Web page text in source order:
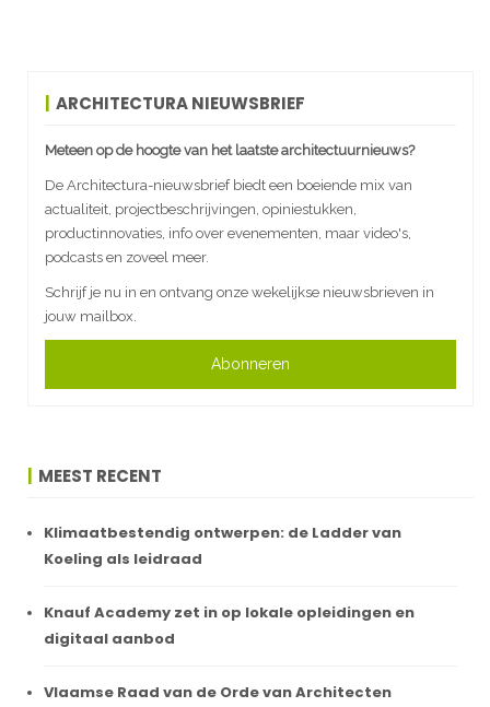
ARCHITECTURA NIEUWSBRIEF
Meteen op de hoogte van het laatste architectuurnieuws?
De Architectura-nieuwsbrief biedt een boeiende mix van
actualiteit, projectbeschrijvingen, opiniestukken,
productinnovaties, info over evenementen, maar video's,
podcasts en zoveel meer.
Schrijf je nu in en ontvang onze wekelijkse nieuwsbrieven in
jouw mailbox.
Abonneren
MEEST RECENT
Klimaatbestendig ontwerpen: de Ladder van
Koeling als leidraad
Knauf Academy zet in op lokale opleidingen en
digitaal aanbod
Vlaamse Raad van de Orde van Architecten